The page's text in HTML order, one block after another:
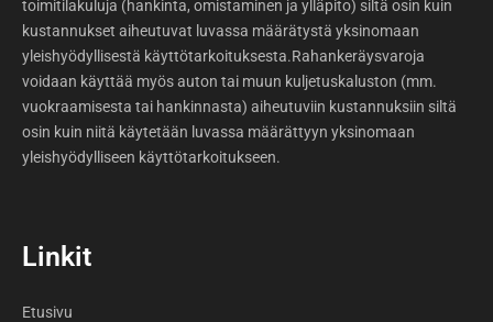
toimitilakuluja (hankinta, omistaminen ja ylläpito) siltä osin kuin
kustannukset aiheutuvat luvassa määrätystä yksinomaan
yleishyödyllisestä käyttötarkoituksesta.Rahankeräysvaroja
voidaan käyttää myös auton tai muun kuljetuskaluston (mm.
vuokraamisesta tai hankinnasta) aiheutuviin kustannuksiin siltä
osin kuin niitä käytetään luvassa määrättyyn yksinomaan
yleishyödylliseen käyttötarkoitukseen.
Linkit
Etusivu